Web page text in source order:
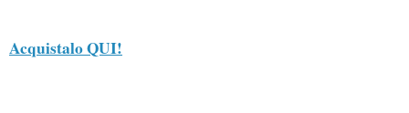
Acquistalo QUI!